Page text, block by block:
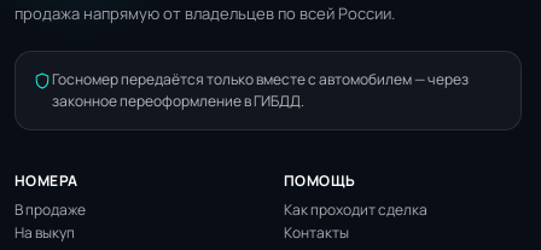
продажа напрямую от владельцев по всей России.
Госномер передаётся только вместе с автомобилем — через
законное переоформление в ГИБДД.
НОМЕРА
В продаже
На выкуп
ПОМОЩЬ
Как проходит сделка
Контакты